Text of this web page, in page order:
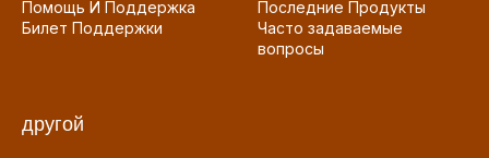
Помощь И Поддержка
Билет Поддержки
Последние Продукты
Часто задаваемые
вопросы
другой